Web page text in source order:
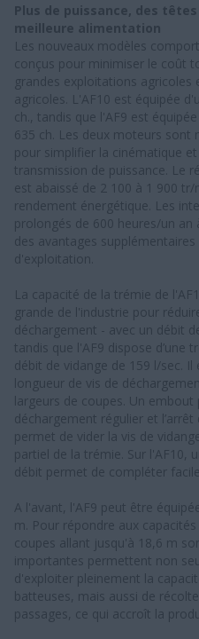
Plus de puissance, des
meilleure alimentation
Les nouveaux modèles
conçus pour minimiser le coût
grandes exploitations agricoles
agricoles. L'AF10 est équipée
ch., tandis que l'AF9 est
635 ch. Les deux moteurs
pour simplifier la cinématique
transmission de puissance. Le
est abaissé de 2 100 à 1 900
rendement énergétique. Les
prolongés de 600 heures/un an
des avantages
d'exploitation.
La capacité de la trémie de
grande de l'industrie pour
déchargement - avec un débit
tandis que l'AF9 dispose d’une
débit de vidange de 159 l/sec.
longueur de vis de
largeurs de coupes. Un
déchargement régulier et
permet de vider la vis de
partiel de la trémie. Sur l'AF10,
débit permet de compléter
A l'avant, l'AF9 peut être
m. Pour répondre aux
coupes allant jusqu'à 18,6 m
importantes permettent non
d'exploiter pleinement la
batteuses, mais aussi de
passages, ce qui accroît la